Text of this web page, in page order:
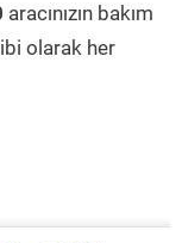
aracınızın bakım
olarak her